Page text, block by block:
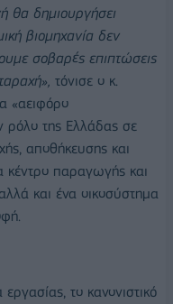
θα δημιουργήσει
βιομηχανία δεν
σοβαρές επιπτώσεις
τόνισε ο κ.
«αειφόρο
ρόλο της Ελλάδας σε
αποθήκευσης και
κέντρο παραγωγής και
και ένα οικοσύστημα
το κανονιστικό